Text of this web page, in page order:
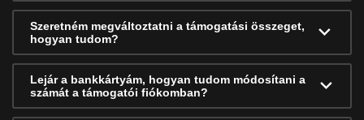
Szeretném megváltoztatni a támogatási összeget,
hogyan tudom?
Lejár a bankkártyám, hogyan tudom módosítani a
számát a támogatói fiókomban?